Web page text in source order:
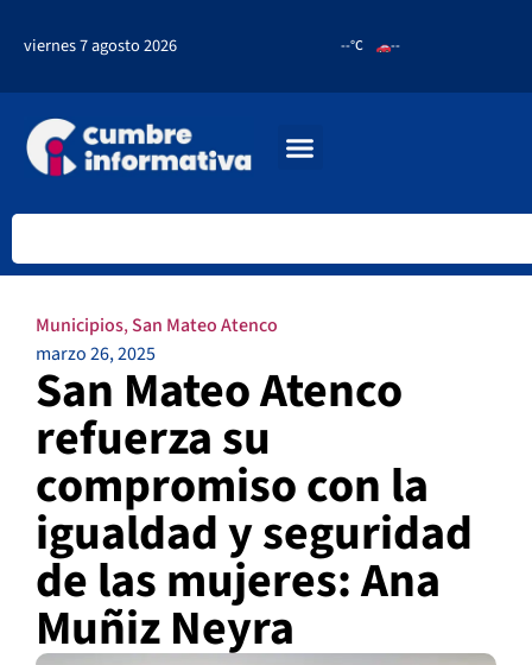
viernes 7 agosto 2026 --°C --
Municipios,San Mateo Atenco
marzo 26, 2025
San Mateo Atenco
refuerza su
compromiso con la
igualdad y seguridad
de las mujeres: Ana
Muñiz Neyra